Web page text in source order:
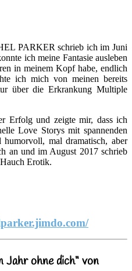
PARKER schrieb ich im Juni
ich meine Fantasie ausleben
in meinem Kopf habe, endlich
ich mich von meinen bereits
über die Erkrankung Multiple
Erfolg und zeigte mir, dass ich
Love Storys mit spannenden
humorvoll, mal dramatisch, aber
an und im August 2017 schrieb
Erotik.
Jahr ohne dich“ von